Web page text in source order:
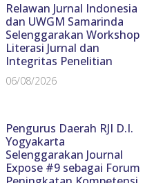
Relawan Jurnal Indonesia
dan UWGM Samarinda
Selenggarakan Workshop
Literasi Jurnal dan
Integritas Penelitian
06/08/2026
Pengurus Daerah RJI D.I.
Yogyakarta
Selenggarakan Journal
Expose #9 sebagai Forum